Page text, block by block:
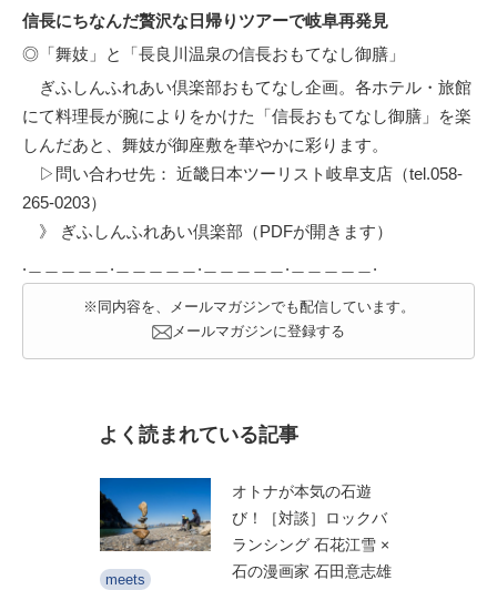
信長にちなんだ贅沢な日帰りツアーで岐阜再発見
◎「舞妓」と「長良川温泉の信長おもてなし御膳」
ぎふしんふれあい倶楽部おもてなし企画。各ホテル・旅館
にて料理長が腕によりをかけた「信長おもてなし御膳」を楽
しんだあと、舞妓が御座敷を華やかに彩ります。
▷問い合わせ先： 近畿日本ツーリスト岐阜支店（tel.058-
265-0203）
》
ぎふしんふれあい倶楽部（PDFが開きます）
.＿＿＿＿＿.＿＿＿＿＿.＿＿＿＿＿.＿＿＿＿＿.
※同内容を、メールマガジンでも配信しています。
メールマガジンに登録する
よく読まれている記事
meets
オトナが本気の石遊
び！［対談］ロックバ
ランシング 石花江雪 ×
石の漫画家 石田意志雄